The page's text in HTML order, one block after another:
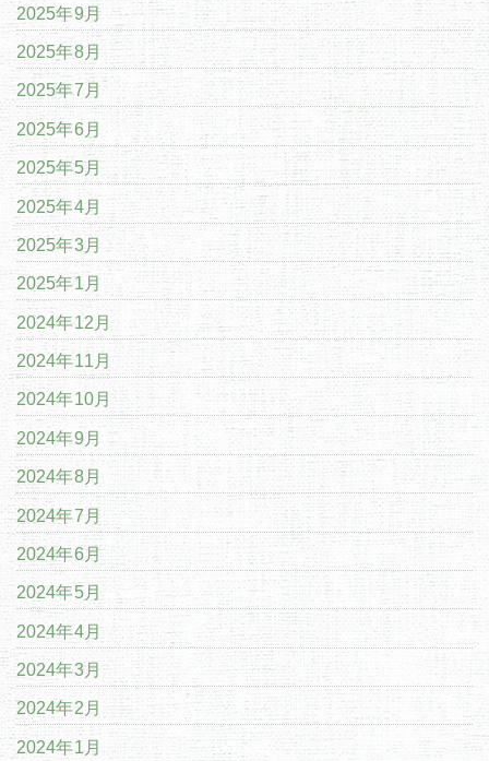
2025年9月
2025年8月
2025年7月
2025年6月
2025年5月
2025年4月
2025年3月
2025年1月
2024年12月
2024年11月
2024年10月
2024年9月
2024年8月
2024年7月
2024年6月
2024年5月
2024年4月
2024年3月
2024年2月
2024年1月